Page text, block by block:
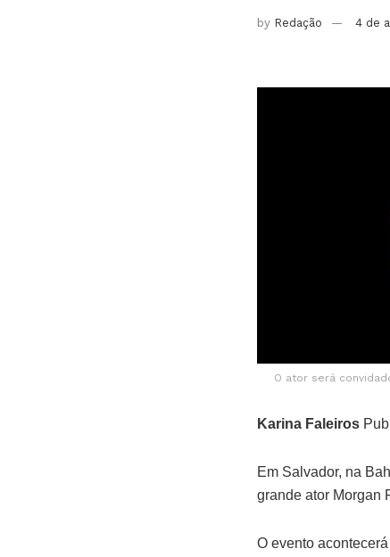
by Redação 4 de
O ator será
Karina Faleiros
Em Salvador, na
grande ator Morgan
O evento